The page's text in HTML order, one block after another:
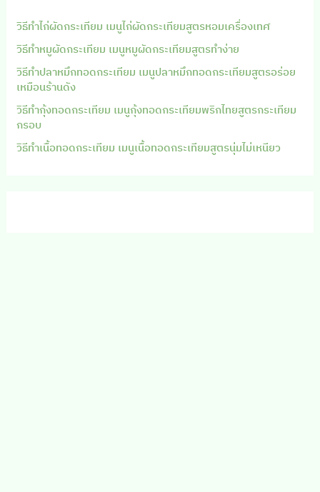
วิธีทำไก่ผัดกระเทียม เมนูไก่ผัดกระเทียมสูตรหอมเครื่องเทศ
วิธีทำหมูผัดกระเทียม เมนูหมูผัดกระเทียมสูตรทำง่าย
วิธีทำปลาหมึกทอดกระเทียม เมนูปลาหมึกทอดกระเทียมสูตรอร่อย
เหมือนร้านดัง
วิธีทำกุ้งทอดกระเทียม เมนูกุ้งทอดกระเทียมพริกไทยสูตรกระเทียม
กรอบ
วิธีทำเนื้อทอดกระเทียม เมนูเนื้อทอดกระเทียมสูตรนุ่มไม่เหนียว